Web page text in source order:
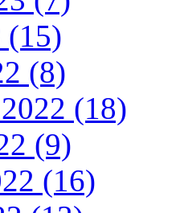
(15)
(8)
(18)
(9)
(16)